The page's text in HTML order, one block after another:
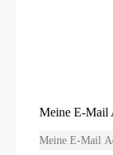
Meine E-Mail